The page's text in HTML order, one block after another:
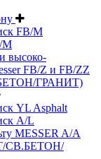
FB/M
M
высоко-
FB/Z и FB/ZZ
ГРАНИТ)
YL Asphalt
A/L
MESSER A/A
СВ.БЕТОН/